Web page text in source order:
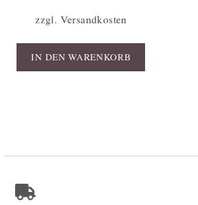
zzgl. Versandkosten
IN DEN WARENKORB